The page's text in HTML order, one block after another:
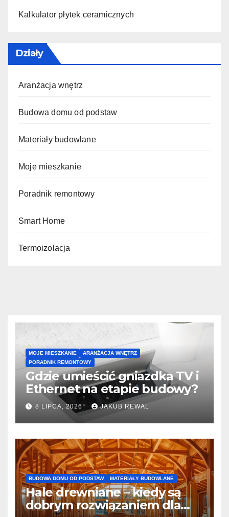
Kalkulator płytek ceramicznych
Działy
Aranżacja wnętrz
Budowa domu od podstaw
Materiały budowlane
Moje mieszkanie
Poradnik remontowy
Smart Home
Termoizolacja
MOJE MIESZKANIE
ARANŻACJA WNĘTRZ
PORADNIK REMONTOWY
Gdzie umieścić gniazdka TV i
Ethernet na etapie budowy?
8 LIPCA, 2026 JAKUB REWAL
BUDOWA DOMU OD PODSTAW MATERIAŁY BUDOWLANE
Hale drewniane – kiedy są
dobrym rozwiązaniem dla